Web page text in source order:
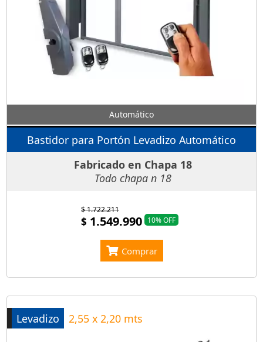
Automático
Bastidor para Portón Levadizo Automático
Fabricado en Chapa 18
Todo chapa n 18
$ 1.549.990
$ 1.722.211
10% OFF
Comprar
Levadizo 2,55 x 2,20 mts